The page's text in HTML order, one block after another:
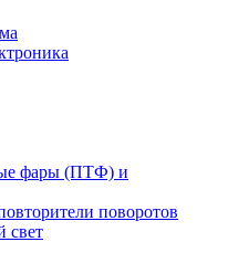
фары (ПТФ) и
поворотов
свет